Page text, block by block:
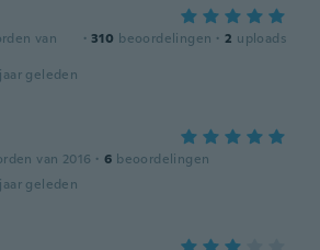
van
· 310 beoordelingen · 2 uploads
geleden
van 2016 · 6 beoordelingen
geleden